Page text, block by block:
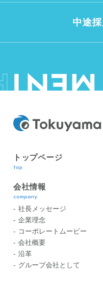
中途採
トップページ
top
会社情報
company
社長メッセージ
企業理念
コーポレートムービー
会社概要
沿革
グループ会社として